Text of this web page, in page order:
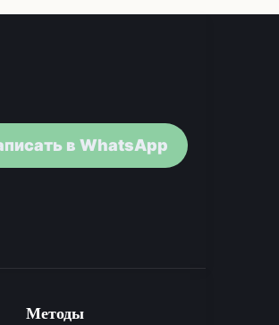
в WhatsApp
Методы